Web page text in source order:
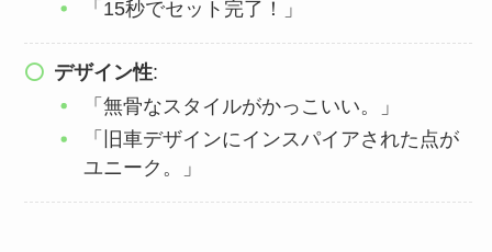
「15秒でセット完了！」
デザイン性:
「無骨なスタイルがかっこいい。」
「旧車デザインにインスパイアされた点が
ユニーク。」